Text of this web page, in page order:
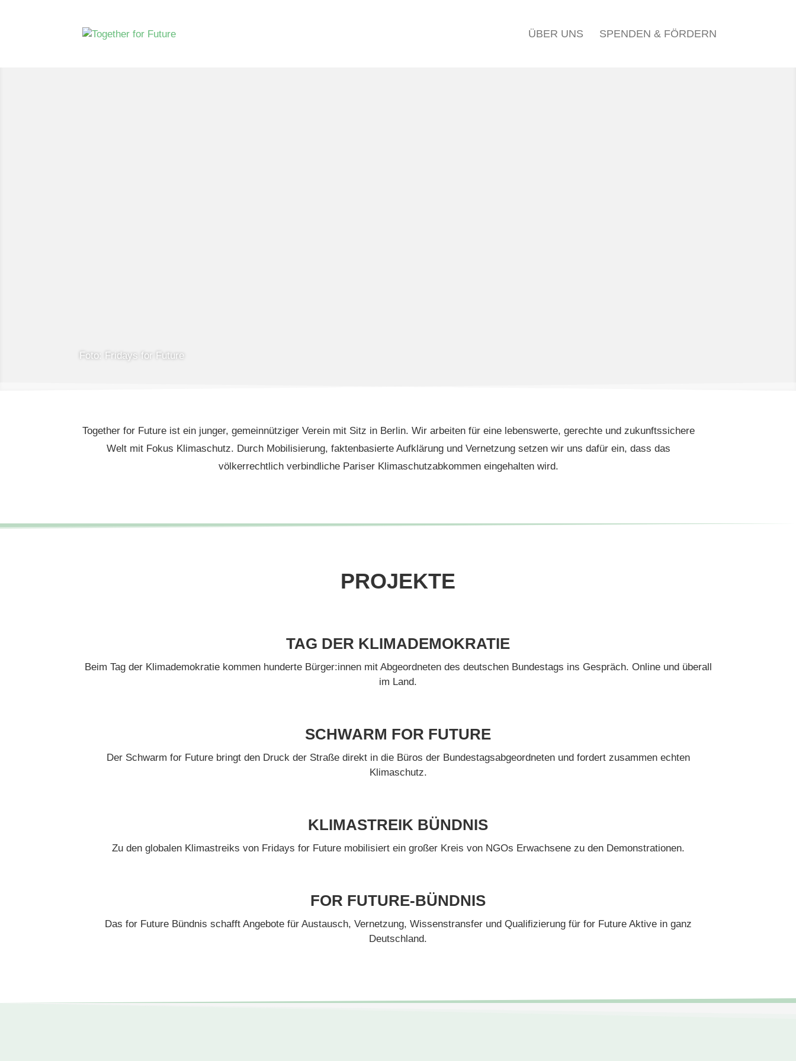
ÜBER UNS SPENDEN & FÖRDERN
Foto: Fridays for Future
Together for Future ist ein junger, gemeinnütziger Verein mit Sitz in Berlin. Wir arbeiten für eine lebenswerte, gerechte und zukunftssichere
Welt mit Fokus Klimaschutz. Durch Mobilisierung, faktenbasierte Aufklärung und Vernetzung setzen wir uns dafür ein, dass das
völkerrechtlich verbindliche Pariser Klimaschutzabkommen eingehalten wird.
PROJEKTE
TAG DER KLIMADEMOKRATIE
Beim Tag der Klimademokratie kommen hunderte Bürger:innen mit Abgeordneten des deutschen Bundestags ins Gespräch. Online und überall
im Land.
SCHWARM FOR FUTURE
Der Schwarm for Future bringt den Druck der Straße direkt in die Büros der Bundestagsabgeordneten und fordert zusammen echten
Klimaschutz.
KLIMASTREIK BÜNDNIS
Zu den globalen Klimastreiks von Fridays for Future mobilisiert ein großer Kreis von NGOs Erwachsene zu den Demonstrationen.
FOR FUTURE-BÜNDNIS
Das for Future Bündnis schafft Angebote für Austausch, Vernetzung, Wissenstransfer und Qualifizierung für for Future Aktive in ganz
Deutschland.